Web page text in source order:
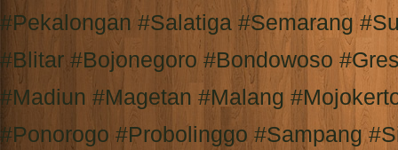
#Pekalongan #Salatiga #Semarang
#Blitar #Bojonegoro #Bondowoso
#Madiun #Magetan #Malang
#Ponorogo #Probolinggo #Sampang